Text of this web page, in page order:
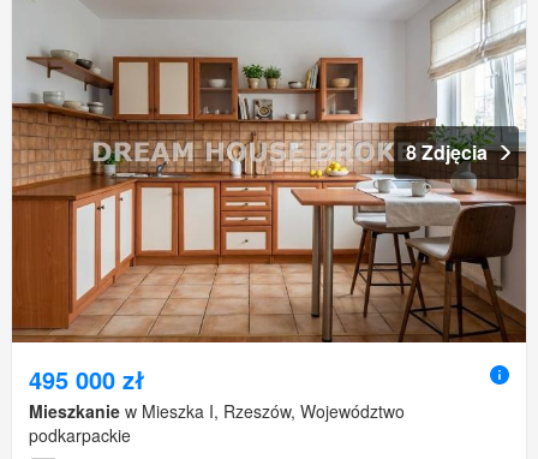
8 Zdjęcia
495 000 zł
Mieszkanie w Mieszka I, Rzeszów, Województwo
podkarpackie